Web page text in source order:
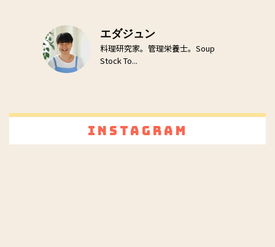
エダジュン
料理研究家。管理栄養士。Soup
Stock To...
Instagram